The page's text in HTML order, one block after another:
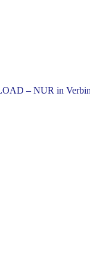
– NUR in